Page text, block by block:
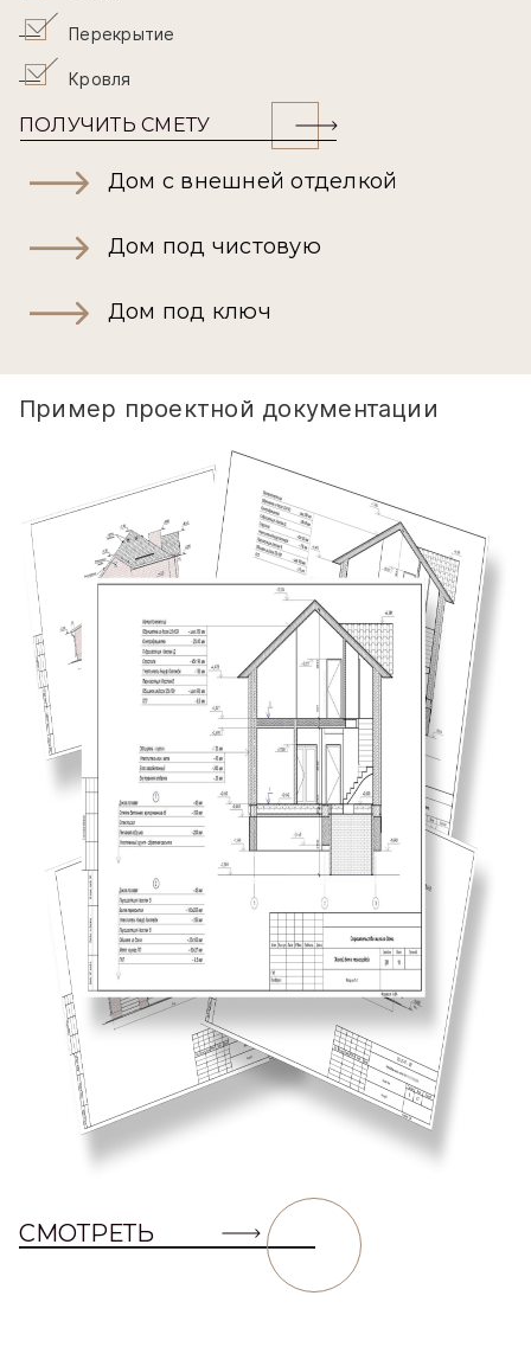
Перекрытие
Кровля
ПОЛУЧИТЬ СМЕТУ
Дом с внешней отделкой
Дом под чистовую
Дом под ключ
Пример проектной документации
СМОТРЕТЬ